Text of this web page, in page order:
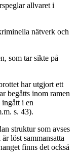
allvaret i
nätverk och
som tar sikte på
har utgjort ett
begåtts inom ramen
i en
s. 43).
struktur som avses
löst sammansatta
finns det också